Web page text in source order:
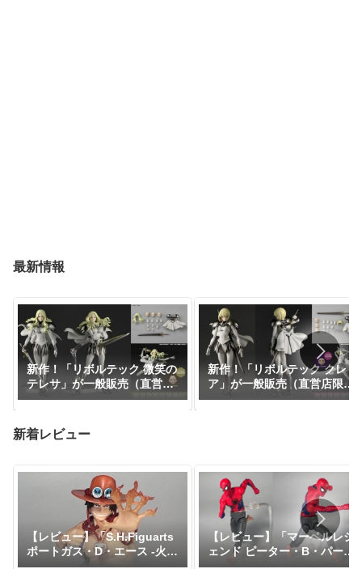
最新情報
新作！「リボルテック 微笑の
テレサ」が一般販売（直営店
限定特典あり）で予約開始！
円｜発売日2026年11月予定
新作！「リボルテック クレ
ア」が一般販売（直営店限定
特典あり）で予約開始！
新着レビュー
【レビュー】「S.H.Figuarts
ポートガス・D・エース -火
拳-」『ワンピース』
【レビュー】「マーベルレジ
ェンド ピーター・B・パーカ
ー」『スパイダーマン：アク